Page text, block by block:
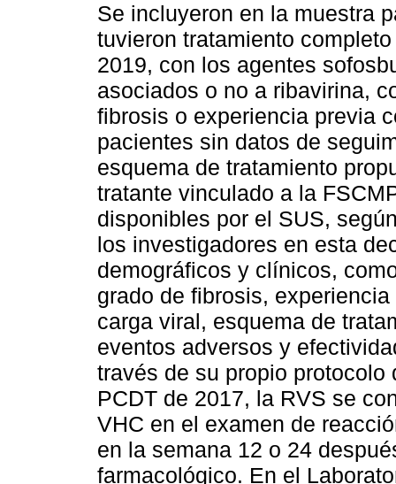
Se incluyeron en la muestra
tuvieron tratamiento
2019, con los agentes
asociados o no a ribavirina,
fibrosis o experiencia previa
pacientes sin datos de
esquema de tratamiento
tratante vinculado a la
disponibles por el SUS,
los investigadores en esta
demográficos y clínicos,
grado de fibrosis,
carga viral, esquema de
eventos adversos y
través de su propio
PCDT de 2017, la RVS se
VHC en el examen de
en la semana 12 o 24
farmacológico. En el